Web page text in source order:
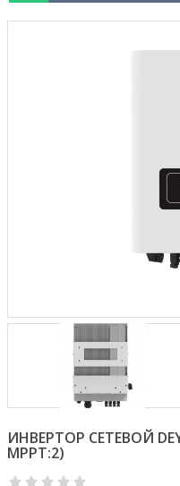
ИНВЕРТОР СЕТЕВОЙ
MPPT:2)